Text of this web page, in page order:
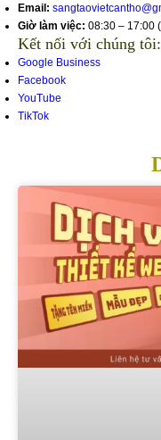
Email:
Giờ làm việc: 08:30 – 17:00
Kết nối với chúng tôi:
Google Business
Facebook
YouTube
TikTok